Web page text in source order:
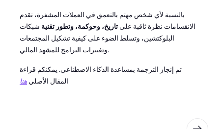
بالنسبة لأي شخص مهتم بالتعمق في العملات المشفرة، تقدم
الانقسامات نظرة ثاقبة على تاريخ، وحوكمة، وتطور تقنية شبكات
البلوكتشين، وتسلط الضوء على كيفية تشكيل المجتمعات
وتغييرات البرامج للمشهد المالي.
تم إنجاز الترجمة بمساعدة الذكاء الاصطناعي. يمكنكم قراءة
المقال الأصلي هنا